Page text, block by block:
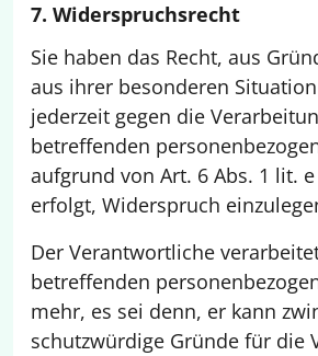
7. Widerspruchsrecht
Sie haben das Recht, aus
aus ihrer besonderen
jederzeit gegen die
betreffenden
aufgrund von Art. 6 Abs. 1 lit. e
erfolgt, Widerspruch
Der Verantwortliche
betreffenden
mehr, es sei denn, er kann
schutzwürdige Gründe für die